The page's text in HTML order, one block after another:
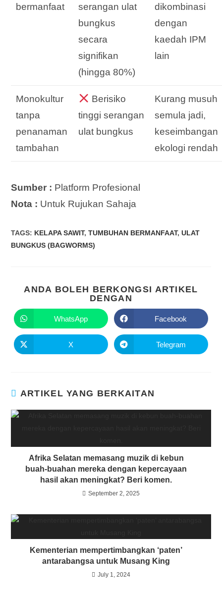
bermanfaat
serangan ulat
bungkus
secara
signifikan
(hingga 80%)
dikombinasi
dengan
kaedah IPM
lain
Monokultur
tanpa
penanaman
tambahan
Berisiko
tinggi serangan
ulat bungkus
Kurang musuh
semula jadi,
keseimbangan
ekologi rendah
Sumber : Platform Profesional
Nota : Untuk Rujukan Sahaja
TAGS: KELAPA SAWIT, TUMBUHAN BERMANFAAT, ULAT
BUNGKUS (BAGWORMS)
ANDA BOLEH BERKONGSI ARTIKEL
DENGAN
WhatsApp Facebook
X Telegram
ARTIKEL YANG BERKAITAN
Afrika Selatan memasang muzik di kebun
buah-buahan mereka dengan kepercayaan
hasil akan meningkat? Beri komen.
September 2, 2025
Kementerian mempertimbangkan ‘paten’
antarabangsa untuk Musang King
July 1, 2024